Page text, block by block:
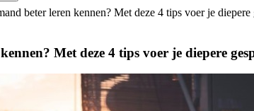
beter leren kennen? Met deze 4 tips voer je diepere
Met deze 4 tips voer je diepere